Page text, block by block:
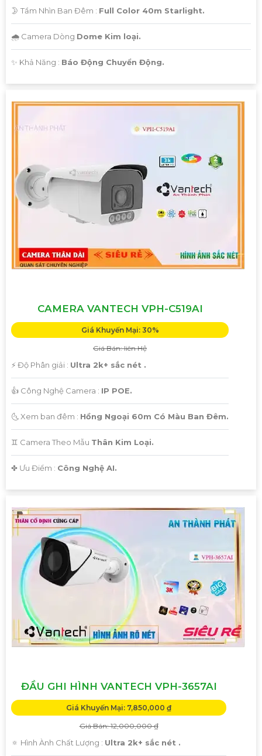
🌛 Tầm Nhìn Ban Đêm : Full Color 40m Starlight.
🌧️ Camera Dòng Dome Kim loại.
️✨ Khả Năng : Báo Động Chuyển Động.
CAMERA VANTECH VPH-C519AI
Giá Khuyến Mại: 30%
Giá Bán: liên Hệ
️⚡ Độ Phân giải : Ultra 2k+ sắc nét .
👍 Công Nghệ Camera : IP POE.
🌜 Xem ban đêm : Hồng Ngoại 60m Có Màu Ban Đêm.
♊ Camera Theo Mẫu Thân Kim Loại.
️✤ Ưu Điểm : Công Nghệ AI.
ĐẦU GHI HÌNH VANTECH VPH-3657AI
Giá Khuyến Mại: 7,850,000 ₫
Giá Bán: 12,000,000 ₫
🔅 Hình Ành Chất Lượng : Ultra 2k+ sắc nét .